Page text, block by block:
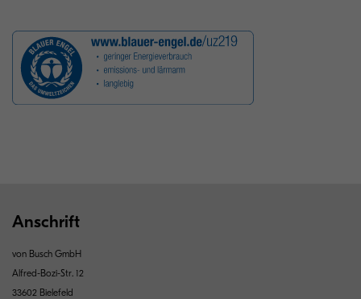
Anschrift
von Busch GmbH
Alfred-Bozi-Str. 12
33602 Bielefeld